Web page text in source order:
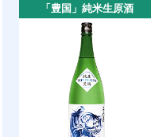
「豊国」純米生原酒